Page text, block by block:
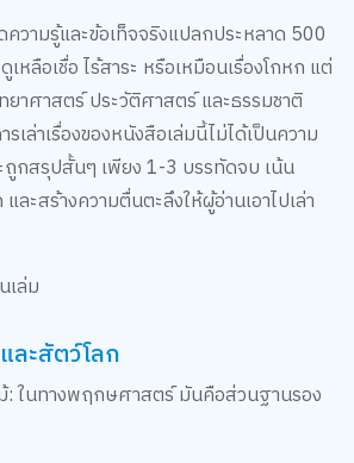
วามรู้และข้อเท็จจริงแปลกประหลาด 500
หลือเชื่อ ไร้สาระ หรือเหมือนเรื่องโกหก แต่
ยาศาสตร์ ประวัติศาสตร์ และธรรมชาติ
รเล่าเรื่องของหนังสือเล่มนี้ไม่ได้เป็นความ
ะถูกสรุปสั้นๆ เพียง 1-3 บรรทัดจบ เน้น
ละสร้างความตื่นตะลึงให้ผู้อ่านเอาไปเล่า
เล่ม
ละสัตว์โลก
: ในทางพฤกษศาสตร์ มันคือส่วนฐานรอง